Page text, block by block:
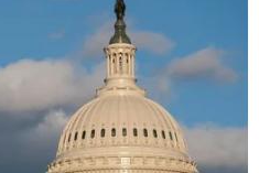
Chủ tịch Hồ